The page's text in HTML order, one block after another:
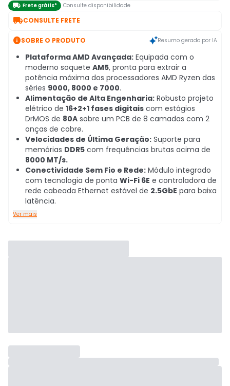
 Frete grátis* Consulte disponibilidade
CONSULTE FRETE
SOBRE O PRODUTO Resumo gerado por IA
Plataforma AMD Avançada: Equipada com o
moderno soquete AM5, pronta para extrair a
potência máxima dos processadores AMD Ryzen das
séries 9000, 8000 e 7000.
Alimentação de Alta Engenharia: Robusto projeto
elétrico de 16+2+1 fases digitais com estágios
DrMOS de 80A sobre um PCB de 8 camadas com 2
onças de cobre.
Velocidades de Última Geração: Suporte para
memórias DDR5 com frequências brutas acima de
8000 MT/s.
Conectividade Sem Fio e Rede: Módulo integrado
com tecnologia de ponta Wi-Fi 6E e controladora de
rede cabeada Ethernet estável de 2.5GbE para baixa
latência.
Ver mais